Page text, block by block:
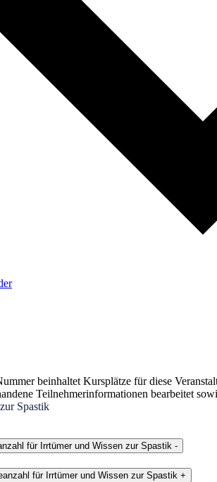
beinhaltet Kursplätze für diese
Teilnehmerinformationen bearbeitet
Spastik
für Irrtümer und Wissen zur Spastik -
für Irrtümer und Wissen zur Spastik +